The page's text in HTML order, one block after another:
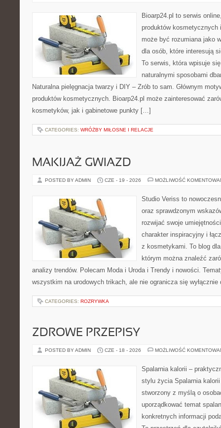
Bioarp24.pl to serwis
produktów kosmetycznych
może być rozumiana jako
dla osób, które interesują
To serwis, która wpisuje
naturalnymi sposobami
Naturalna pielęgnacja twarzy i DIY – Zrób to sam. Głównym
produktów kosmetycznych. Bioarp24.pl może zainteresować
kosmetyków, jak i gabinetowe punkty […]
CATEGORIES: WRÓŻBY MIŁOSNE I RELACJE
MAKIJAŻ GWIAZD
POSTED BY ADMIN CZE - 19 - 2026 MOŻLIWOŚĆ
Studio Veriss to
oraz sprawdzonym
rozwijać swoje
charakter inspiracyjny i
z kosmetykami. To blog
którym można znaleźć
analizy trendów. Polecam Moda i Uroda i Trendy i nowości.
wszystkim na urodowych trikach, ale nie ogranicza się
CATEGORIES: ROZRYWKA
ZDROWE PRZEPISY
POSTED BY ADMIN CZE - 18 - 2026 MOŻLIWOŚĆ
Spalarnia kalorii –
stylu życia Spalarnia
stworzony z myślą o
uporządkować temat
konkretnych informacji